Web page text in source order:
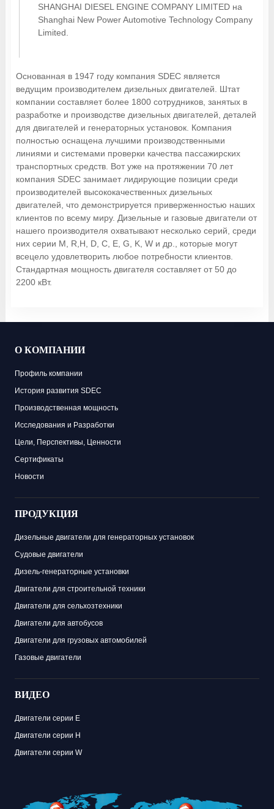
SHANGHAI DIESEL ENGINE COMPANY LIMITED на
Shanghai New Power Automotive Technology Company
Limited.
Основанная в 1947 году компания SDEC является
ведущим производителем дизельных двигателей. Штат
компании составляет более 1800 сотрудников, занятых в
разработке и производстве дизельных двигателей, деталей
для двигателей и генераторных установок. Компания
полностью оснащена лучшими производственными
линиями и системами проверки качества пассажирских
транспортных средств. Вот уже на протяжении 70 лет
компания SDEC занимает лидирующие позиции среди
производителей высококачественных дизельных
двигателей, что демонстрируется приверженностью наших
клиентов по всему миру. Дизельные и газовые двигатели от
нашего производителя охватывают несколько серий, среди
них серии M, R,H, D, C, E, G, K, W и др., которые могут
всецело удовлетворить любое потребности клиентов.
Стандартная мощность двигателя составляет от 50 до
2200 кВт.
О КОМПАНИИ
Профиль компании
История развития SDEC
Производственная мощность
Исследования и Разработки
Цели, Перспективы, Ценности
Сертификаты
Новости
ПРОДУКЦИЯ
Дизельные двигатели для генераторных установок
Судовые двигатели
Дизель-генераторные установки
Двигатели для строительной техники
Двигатели для сельхозтехники
Двигатели для автобусов
Двигатели для грузовых автомобилей
Газовые двигатели
ВИДЕО
Двигатели серии E
Двигатели серии H
Двигатели серии W